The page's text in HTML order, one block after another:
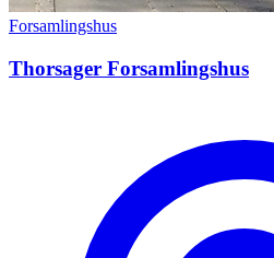
Forsamlingshus
Thorsager Forsamlingshus